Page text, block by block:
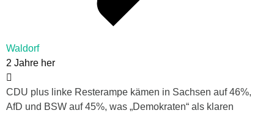
Waldorf
2 Jahre her
CDU plus linke Resterampe kämen in Sachsen auf 46%,
AfD und BSW auf 45%, was „Demokraten“ als klaren